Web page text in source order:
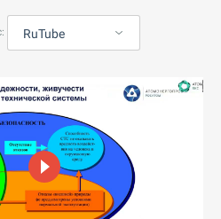
RuTube